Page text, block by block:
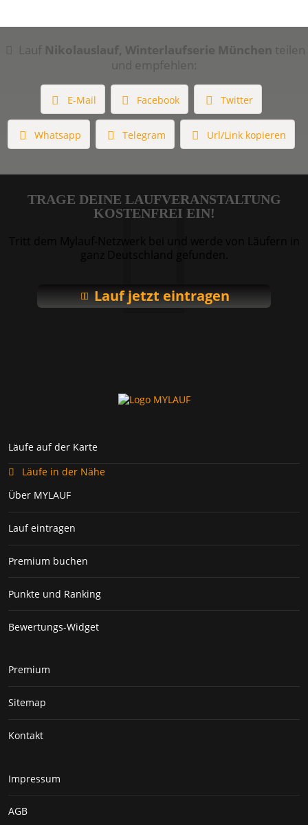
Lauf Nikolauslauf, Winterlaufserie München teilen
und empfehlen:
E-Mail Facebook Twitter
Whatsapp Telegram Url/Link kopieren
TRAGE DEINE LAUFVERANSTALTUNG
KOSTENFREI EIN!
Lauf jetzt eintragen
Läufe auf der Karte
Läufe in der Nähe
Über MYLAUF
Lauf eintragen
Premium buchen
Punkte und Ranking
Bewertungs-Widget
Premium
Sitemap
Kontakt
Impressum
AGB